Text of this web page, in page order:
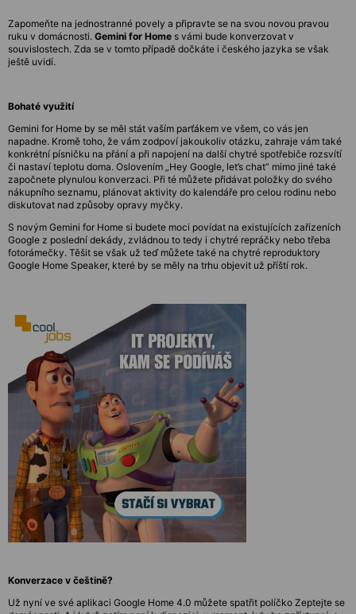
Zapomeňte na jednostranné povely a připravte se na svou novou pravou
ruku v domácnosti. Gemini for Home s vámi bude konverzovat v
souvislostech. Zda se v tomto případě dočkáte i českého jazyka se však
ještě uvidí.
Bohaté využití
Gemini for Home by se měl stát vaším parťákem ve všem, co vás jen
napadne. Kromě toho, že vám zodpoví jakoukoliv otázku, zahraje vám také
konkrétní písničku na přání a při napojení na další chytré spotřebiče rozsvítí
či nastaví teplotu doma. Oslovením „Hey Google, let’s chat“ mimo jiné také
započnete plynulou konverzaci. Při té můžete přidávat položky do svého
nákupního seznamu, plánovat aktivity do kalendáře pro celou rodinu nebo
diskutovat nad způsoby opravy myčky.
S novým Gemini for Home si budete moci povídat na existujících zařízeních
Google z poslední dekády, zvládnou to tedy i chytré repráčky nebo třeba
fotorámečky. Těšit se však už teď můžete také na chytré reproduktory
Google Home Speaker, které by se měly na trhu objevit už příští rok.
Konverzace v češtině?
Už nyní ve své aplikaci Google Home 4.0 můžete spatřit políčko Zeptejte se